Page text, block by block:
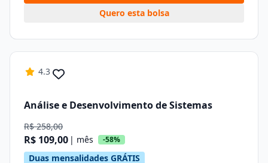
Quero esta bolsa
4.3
Análise e Desenvolvimento de Sistemas
R$ 258,00
R$ 109,00 | mês -58%
Duas mensalidades GRÁTIS